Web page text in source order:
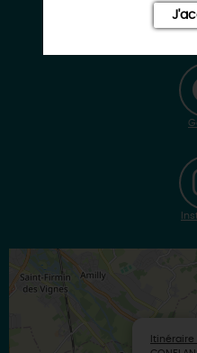
Itinéraire